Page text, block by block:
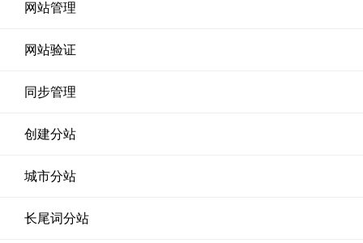
网站管理
网站验证
同步管理
创建分站
城市分站
长尾词分站